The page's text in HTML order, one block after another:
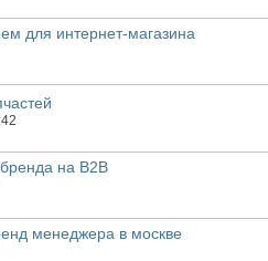
для интернет-магазина
на B2B
менеджера в москве